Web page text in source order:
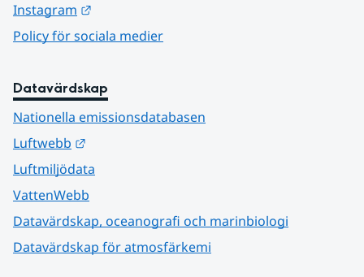
Instagram
Policy för sociala medier
Datavärdskap
Nationella emissionsdatabasen
Luftwebb
Luftmiljödata
VattenWebb
Datavärdskap, oceanografi och marinbiologi
Datavärdskap för atmosfärkemi